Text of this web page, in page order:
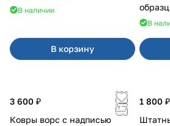
В наличии
В корзину
образца
Урбан
В
3 600 ₽
Ковры ворс с надписью
1 800 ₽